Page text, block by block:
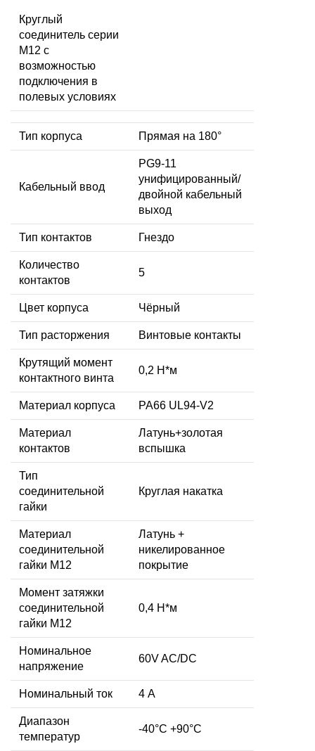
Круглый
соединитель серии
M12 с
возможностью
подключения в
полевых условиях
Тип корпуса Прямая на 180°
Кабельный ввод
PG9-11
унифицированный/
двойной кабельный
выход
Тип контактов Гнездо
Количество
контактов
5
Цвет корпуса Чёрный
Тип расторжения Винтовые контакты
Крутящий момент
контактного винта
0,2 Н*м
Материал корпуса PA66 UL94-V2
Материал
контактов
Латунь+золотая
вспышка
Тип
соединительной
гайки
Круглая накатка
Материал
соединительной
гайки M12
Латунь +
никелированное
покрытие
Момент затяжки
соединительной
гайки M12
0,4 Н*м
Номинальное
напряжение
60V AC/DC
Номинальный ток 4 А
Диапазон
температур
-40°C +90°C